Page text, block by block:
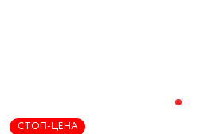
СТОП-ЦЕНА